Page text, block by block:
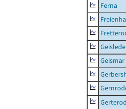
Ferna
Geismar